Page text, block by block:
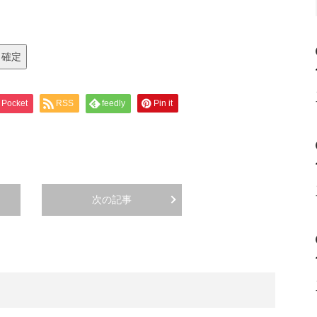
Pocket RSS feedly Pin it
次の記事